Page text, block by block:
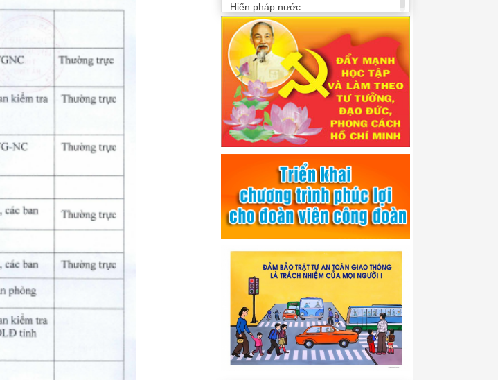
Hiến pháp nước...